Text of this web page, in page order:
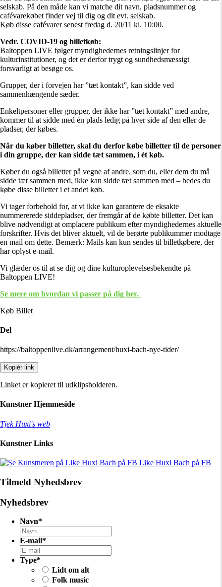
selskab. På den måde kan vi matche dit navn, pladsnummer og
cafévarekøbet finder vej til dig og dit evt. selskab.
Køb disse cafévarer senest fredag d. 20/11 kl. 10:00.
Vedr. COVID-19 og billetkøb:
Baltoppen LIVE følger myndighedernes retningslinjer for
kulturinstitutioner, og det er derfor trygt og sundhedsmæssigt
forsvarligt at besøge os.
Grupper, der i forvejen har ”tæt kontakt”, kan sidde ved
sammenhængende sæder.
Enkeltpersoner eller grupper, der ikke har ”tæt kontakt” med andre,
kommer til at sidde med én plads ledig på hver side af den eller de
pladser, der købes.
Når du køber billetter, skal du derfor købe billetter til de personer
i din gruppe, der kan sidde tæt sammen, i ét køb.
Køber du også billetter på vegne af andre, som du, eller dem du må
sidde tæt sammen med, ikke kan sidde tæt sammen med – bedes du
købe disse billetter i et andet køb.
Vi tager forbehold for, at vi ikke kan garantere de eksakte
nummererede siddepladser, der fremgår af de købte billetter. Det kan
blive nødvendigt at omplacere publikum efter myndighedernes aktuelle
forskrifter. Hvis det bliver aktuelt, vil de berørte publikummer modtage
en mail om dette. Bemærk: Mails kan kun sendes til billetkøbere, der
har oplyst e-mail.
Vi glæder os til at se dig og dine kulturoplevelsesbekendte på
Baltoppen LIVE!
Se mere om hvordan vi passer på dig her.
Køb Billet
Del
https://baltoppenlive.dk/arrangement/huxi-bach-nye-tider/
Kopiér link
Linket er kopieret til udklipsholderen.
Kunstner Hjemmeside
Tjek Huxi's web
Kunstner Links
Like Huxi Bach på FB
Tilmeld Nyhedsbrev
Nyhedsbrev
Navn*
E-mail*
Type*
Lidt om alt
Folk music